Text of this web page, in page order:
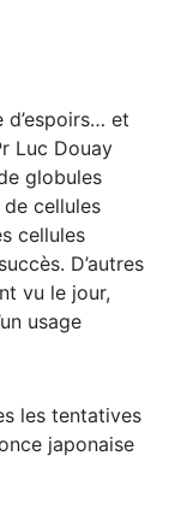
d’espoirs… et
Luc Douay
globules
cellules
cellules
D’autres
vu le jour,
usage
les tentatives
japonaise